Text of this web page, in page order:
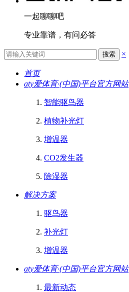
一起聊聊吧
专业靠谱，有问必答
搜索 ×
首页
aty爱体育·(中国)平台官方网站
智能驱鸟器
植物补光灯
增温器
CO2发生器
除湿器
解决方案
驱鸟器
补光灯
增温器
aty爱体育·(中国)平台官方网站
最新动态